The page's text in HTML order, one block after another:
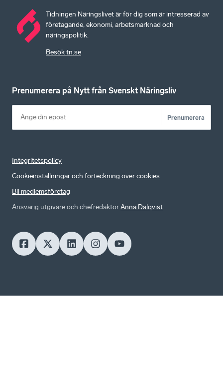
Tidningen Näringslivet är för dig som är intresserad av
företagande, ekonomi, arbetsmarknad och
näringspolitik.
Besök tn.se
Prenumerera på Nytt från Svenskt Näringsliv
Prenumerera
Integritetspolicy
Cookieinställningar och förteckning över cookies
Bli medlemsföretag
Ansvarig utgivare och chefredaktörAnna Dalqvist